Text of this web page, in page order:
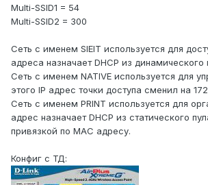
Multi-SSID1 = 54
Multi-SSID2 = 300
Сеть с именем SIEIT используется для
адреса назначает DHCP из динамического
Сеть с именем NATIVE используется для
этого IP адрес точки доступа сменил на
Сеть с именем PRINT используется для
адрес назначает DHCP из статического
привязкой по MAC адресу.
Конфиг с ТД: